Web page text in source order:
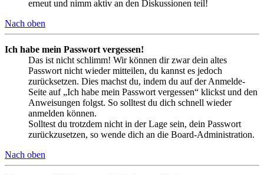
erneut und nimm aktiv an den Diskussionen teil!
Nach oben
Ich habe mein Passwort vergessen!
Das ist nicht schlimm! Wir können dir zwar dein altes
Passwort nicht wieder mitteilen, du kannst es jedoch
zurücksetzen. Dies machst du, indem du auf der Anmelde-
Seite auf „Ich habe mein Passwort vergessen“ klickst und den
Anweisungen folgst. So solltest du dich schnell wieder
anmelden können.
Solltest du trotzdem nicht in der Lage sein, dein Passwort
zurückzusetzen, so wende dich an die Board-Administration.
Nach oben